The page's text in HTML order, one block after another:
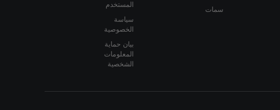
سمات
المستخدم
سياسة
الخصوصية
بيان حماية
المعلومات
الشخصية